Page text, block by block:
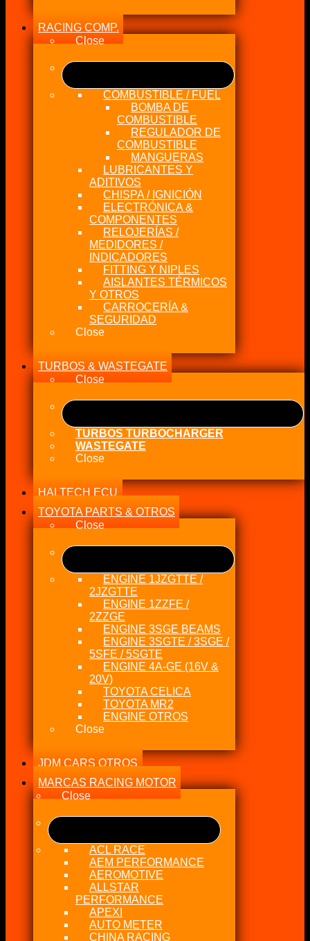
RACING COMP.
Close
COMBUSTIBLE / FUEL
BOMBA DE
COMBUSTIBLE
REGULADOR DE
COMBUSTIBLE
MANGUERAS
LUBRICANTES Y
ADITIVOS
CHISPA / IGNICIÓN
ELECTRÓNICA &
COMPONENTES
RELOJERÍAS /
MEDIDORES /
INDICADORES
FITTING Y NIPLES
AISLANTES TÉRMICOS
Y OTROS
CARROCERÍA &
SEGURIDAD
Close
TURBOS & WASTEGATE
Close
TURBOS TURBOCHARGER
WASTEGATE
Close
HALTECH ECU
TOYOTA PARTS & OTROS
Close
ENGINE 1JZGTTE /
2JZGTTE
ENGINE 1ZZFE /
2ZZGE
ENGINE 3SGE BEAMS
ENGINE 3SGTE / 3SGE /
5SFE / 5SGTE
ENGINE 4A-GE (16V &
20V)
TOYOTA CELICA
TOYOTA MR2
ENGINE OTROS
Close
JDM CARS OTROS
MARCAS RACING MOTOR
Close
ACL RACE
AEM PERFORMANCE
AEROMOTIVE
ALLSTAR
PERFORMANCE
APEXI
AUTO METER
CHINA RACING